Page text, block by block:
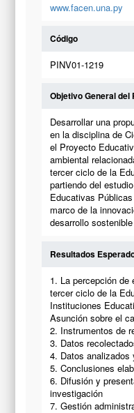
www.facen.una.py
Código
PINV01-1219
Objetivo General del
Desarrollar una
en la disciplina de
el Proyecto
ambiental
tercer ciclo de la
partiendo del
Educativas
marco de la
desarrollo sostenible
Resultados
1. La percepción de
tercer ciclo de la
Instituciones
Asunción sobre el
2. Instrumentos de
3. Datos
4. Datos analizados
5. Conclusiones
6. Difusión y
investigación
7. Gestión